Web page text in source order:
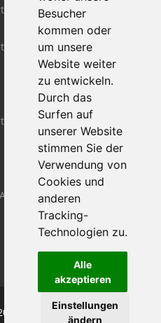
Besucher
kommen oder
um unsere
Website weiter
zu entwickeln.
Durch das
Surfen auf
unserer Website
stimmen Sie der
Verwendung von
Cookies und
anderen
Tracking-
Technologien zu.
Alle
akzeptieren
Einstellungen
ändern
www.Airport-Frankfurt-am-